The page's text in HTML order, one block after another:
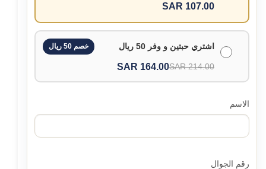
107.00 SAR
اشتري حبتين و وفر 50 ريال خصم 50 ريال
214.00 SAR
164.00 SAR
الاسم
رقم الجوال